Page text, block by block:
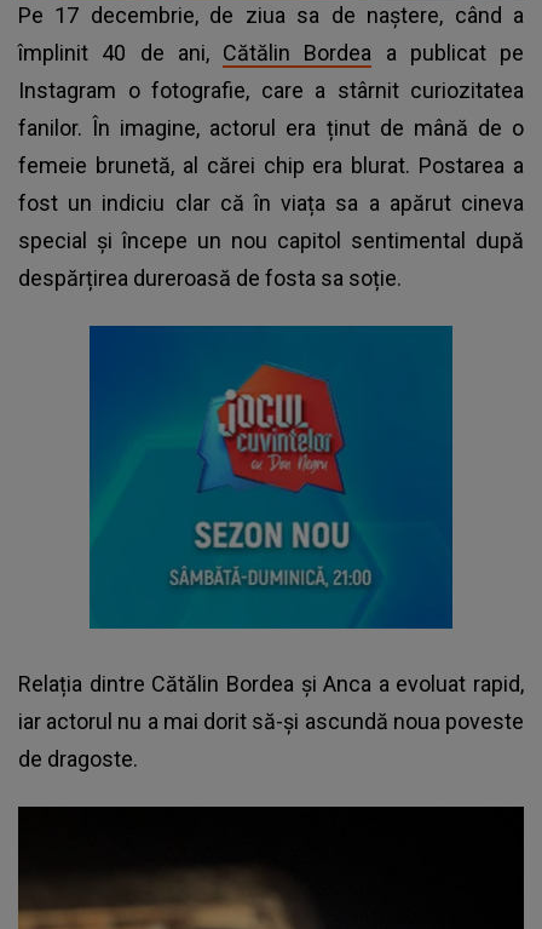
Pe 17 decembrie, de ziua sa de naștere, când a
împlinit 40 de ani, Cătălin Bordea a publicat pe
Instagram o fotografie, care a stârnit curiozitatea
fanilor. În imagine, actorul era ținut de mână de o
femeie brunetă, al cărei chip era blurat. Postarea a
fost un indiciu clar că în viața sa a apărut cineva
special și începe un nou capitol sentimental după
despărțirea dureroasă de fosta sa soție.
Relația dintre Cătălin Bordea și Anca a evoluat rapid,
iar actorul nu a mai dorit să-și ascundă noua poveste
de dragoste.